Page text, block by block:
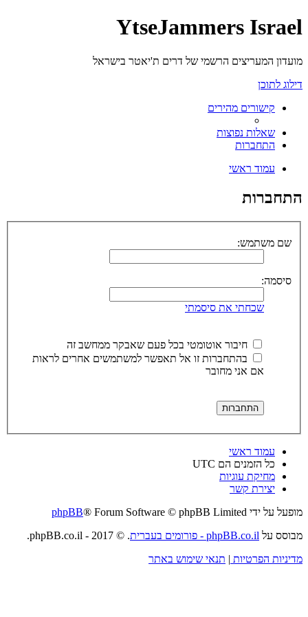
YtseJammers Israel
מועדון המעריצים הרשמי של דרים ת'יאטר בישראל
דילוג לתוכן
קישורים מהירים
שאלות נפוצות
התחברות
עמוד ראשי
התחברות
שם משתמש:
סיסמה:
שכחתי את סיסמתי
חיבור אוטומטי בכל פעם שאבקר ממחשב זה
בהתחברות זו אל תאפשר למשתמשים אחרים לראות
אם אני מחובר
עמוד ראשי
כל הזמנים הם UTC
מחיקת עוגיות
יצירת קשר
מופעל על ידי
phpBB® Forum Software © phpBB Limited
מבוסס על phpBB.co.il - פורומים בעברית
. © 2017 - phpBB.co.il.
מדיניות הפרטיות | תנאי שימוש באתר